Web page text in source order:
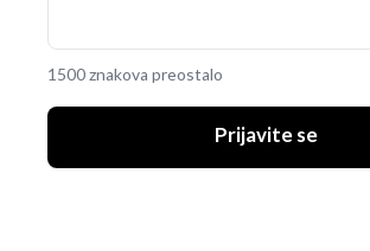
1500 znakova preostalo
Prijavite se